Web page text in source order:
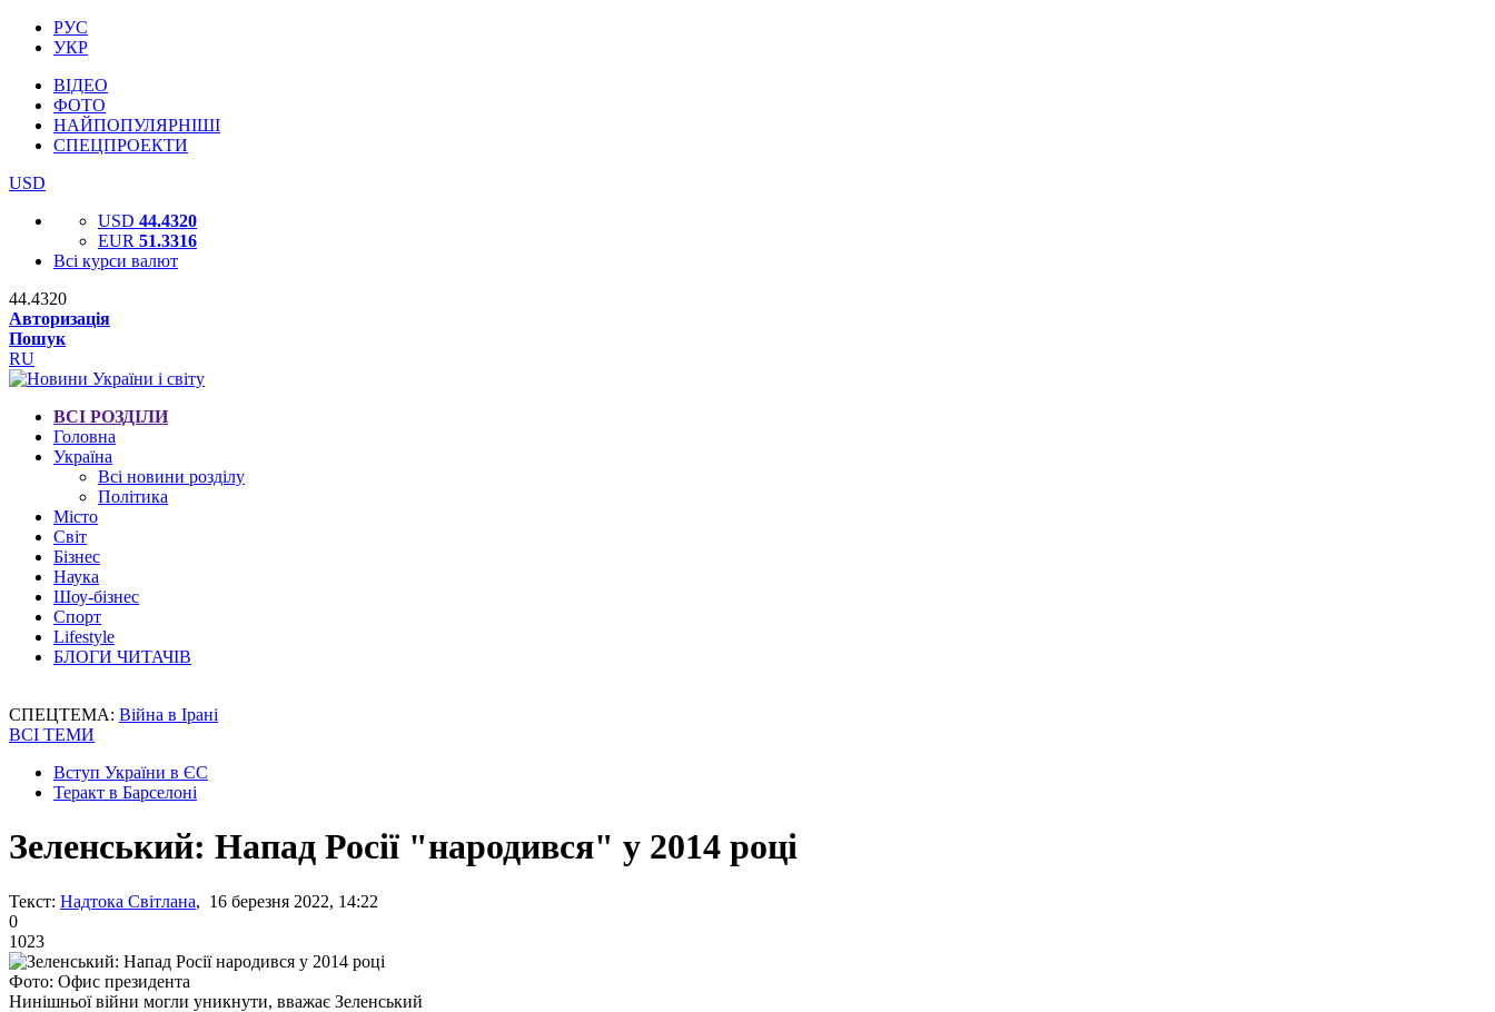
РУС
УКР
ВІДЕО
ФОТО
НАЙПОПУЛЯРНІШІ
СПЕЦПРОЕКТИ
USD
USD 44.4320
EUR 51.3316
Всі курси валют
44.4320
Авторизація
Пошук
RU
ВСІ РОЗДІЛИ
Головна
Україна
Всі новини розділу
Політика
Місто
Світ
Бізнес
Наука
Шоу-бізнес
Спорт
Lifestyle
БЛОГИ ЧИТАЧІВ
СПЕЦТЕМА: Війна в Ірані
ВСІ ТЕМИ
Вступ України в ЄС
Теракт в Барселоні
Зеленський: Напад Росії "народився" у 2014 році
Текст: Надтока Світлана, 16 березня 2022, 14:22
0
1023
Фото: Офис президента
Нинішньої війни могли уникнути, вважає Зеленський